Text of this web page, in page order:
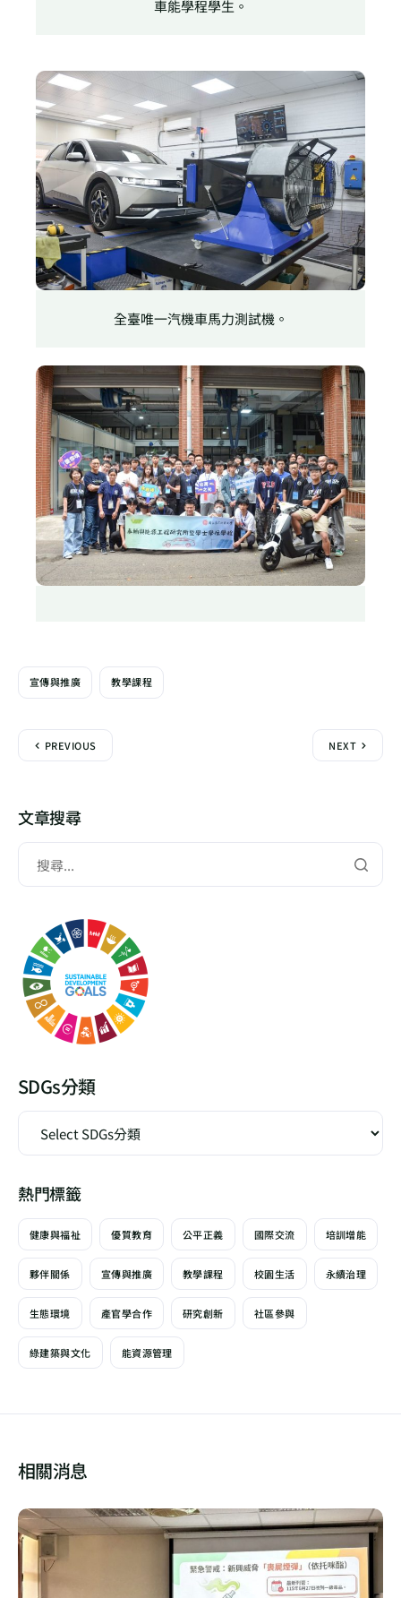
車能學程學生。
全臺唯一汽機車馬力測試機。
宣傳與推廣 教學課程
PREVIOUS NEXT
文章搜尋
SDGs分類
熱門標籤
健康與福祉 優質教育 公平正義 國際交流 培訓增能
夥伴關係 宣傳與推廣 教學課程 校園生活 永續治理
生態環境 產官學合作 研究創新 社區參與
綠建築與文化 能資源管理
相關消息